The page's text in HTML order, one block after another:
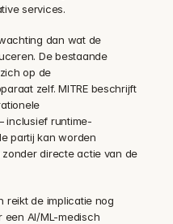
services.
dan wat de
De bestaande
op de
zelf. MITRE beschrijft
inclusief runtime-
partij kan worden
directe actie van de
reikt de implicatie nog
een AI/ML-medisch